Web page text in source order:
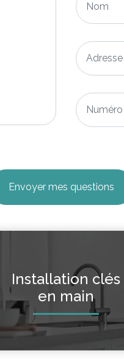
Adresse
courriel
Numéro
de
Installation clés
en main